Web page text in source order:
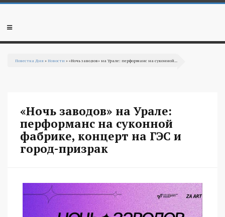
Перейти к основному содержанию
Мобильное
Повестка Дня »Новости » «Ночь заводов» на Урале: перформанс на суконной...
«Ночь заводов» на Урале:
перформанс на суконной
фабрике, концерт на ГЭС и
город-призрак